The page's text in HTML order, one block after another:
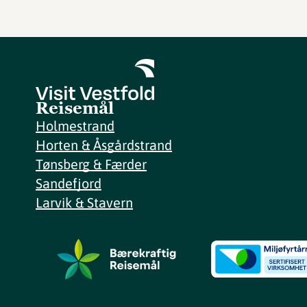
Reisemål
Holmestrand
Horten & Åsgårdstrand
Tønsberg & Færder
Sandefjord
Larvik & Stavern